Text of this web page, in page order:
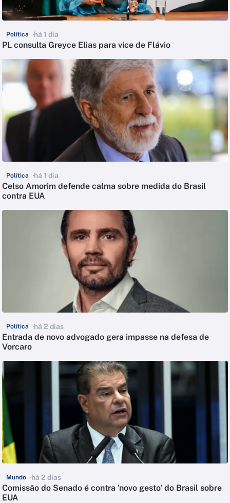
Política há 1 dia
PL consulta Greyce Elias para vice de Flávio
Política há 1 dia
Celso Amorim defende calma sobre medida do Brasil
contra EUA
Política há 2 dias
Entrada de novo advogado gera impasse na defesa de
Vorcaro
Mundo há 2 dias
Comissão do Senado é contra 'novo gesto' do Brasil sobre
EUA